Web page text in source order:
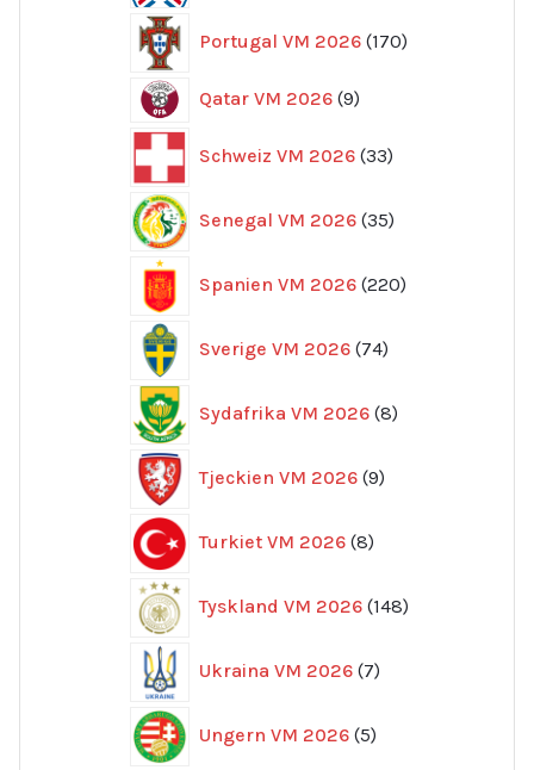
Portugal VM 2026 170
produkter
Qatar VM 2026 99
Schweiz VM 2026 33
produkter
Senegal VM 2026 35
produkter
Spanien VM 2026 220
produkter
Sverige VM 2026 74
produkter
Sydafrika VM 2026 8
produkter
Tjeckien VM 2026 9
produkter
Turkiet VM 2026 8
produkter
Tyskland VM 2026 148
produkter
Ukraina VM 2026 7
produkter
Ungern VM 2026 5
produkter